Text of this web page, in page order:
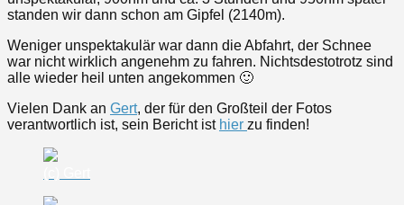
standen wir dann schon am Gipfel (2140m).
Weniger unspektakulär war dann die Abfahrt, der Schnee
war nicht wirklich angenehm zu fahren. Nichtsdestotrotz sind
alle wieder heil unten angekommen 🙂
Vielen Dank an Gert, der für den Großteil der Fotos
verantwortlich ist, sein Bericht ist hier zu finden!